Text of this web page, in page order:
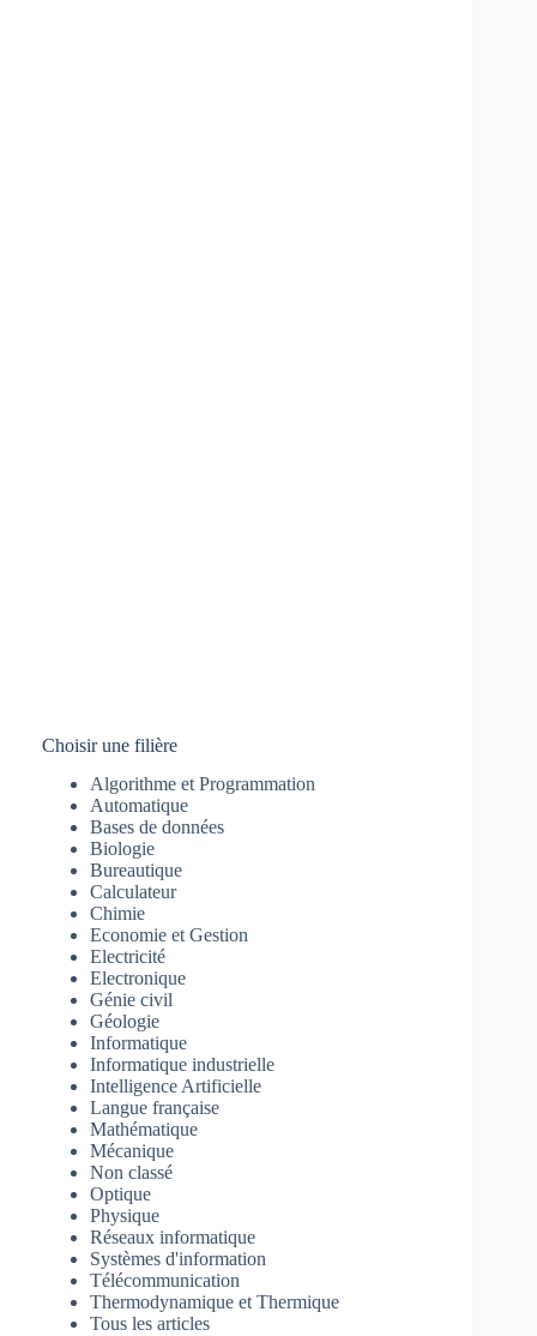
Choisir une filière
Algorithme et Programmation
Automatique
Bases de données
Biologie
Bureautique
Calculateur
Chimie
Economie et Gestion
Electricité
Electronique
Génie civil
Géologie
Informatique
Informatique industrielle
Intelligence Artificielle
Langue française
Mathématique
Mécanique
Non classé
Optique
Physique
Réseaux informatique
Systèmes d'information
Télécommunication
Thermodynamique et Thermique
Tous les articles